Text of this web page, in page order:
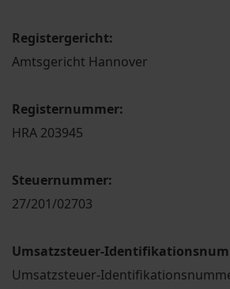
Registergericht:
Amtsgericht Hannover
Registernummer:
HRA 203945
Steuernummer:
27/201/02703
Umsatzsteuer-
Umsatzsteuer-